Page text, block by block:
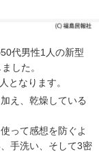
代男性1人の新型
した。
となります。
え、乾燥している
って感想を防ぐよ
手洗い、そして3密